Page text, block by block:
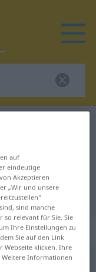
für
;Paradigmen [-
auf
eindeutige
Akzeptieren
„Wir und unsere
sind manche
so relevant für Sie. Sie
Ihre Einstellungen zu
Sie auf den Link
Webseite klicken. Ihre
Weitere Informationen